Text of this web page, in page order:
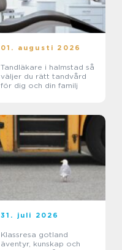
01. augusti 2026
Tandläkare i halmstad så
väljer du rätt tandvård
för dig och din familj
31. juli 2026
Klassresa gotland
äventyr, kunskap och